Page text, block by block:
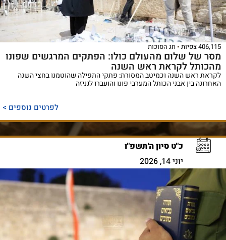
406,115 צפיות חג הסוכות
מסר של שלום מהעולם כולו: הפתקים המרגשים שפונו
מהכותל לקראת ראש השנה
לקראת ראש השנה וכמיטב המסורת: פתקי התפילה שהוטמנו בחצי השנה
האחרונה בין אבני הכותל המערבי פונו והועברו לגניזה
לפרטים נוספים >
כ"ט סיון ה'תשפ"ו
יוני 14, 2026